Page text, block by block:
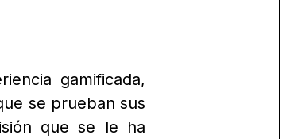
gamificada,
se prueban sus
que se le ha